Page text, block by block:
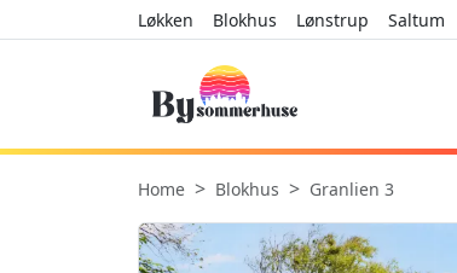
Løkken Blokhus Lønstrup Saltum
Home Blokhus Granlien 3